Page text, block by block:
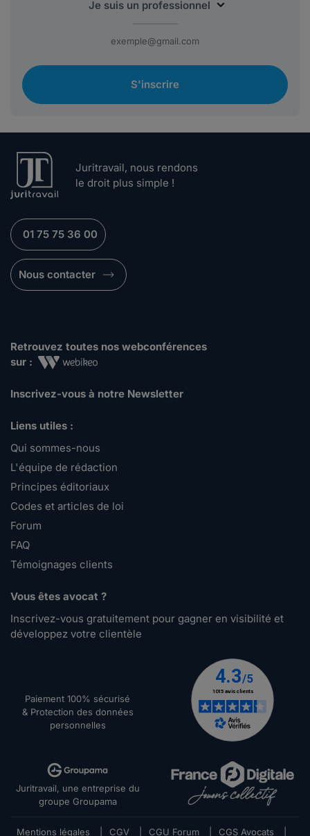
S'inscrire
Juritravail, nous rendons
le droit plus simple !
01 75 75 36 00
Nous contacter
Retrouvez toutes nos webconférences
sur :
Inscrivez-vous à notre Newsletter
Liens utiles :
Qui sommes-nous
L'équipe de rédaction
Principes éditoriaux
Codes et articles de loi
Forum
FAQ
Témoignages clients
Vous êtes avocat ?
Inscrivez-vous gratuitement pour gagner en visibilité et
développez votre clientèle
Paiement 100% sécurisé
& Protection des données
personnelles
Juritravail, une entreprise du
groupe Groupama
Mentions légales CGV CGU Forum CGS Avocats